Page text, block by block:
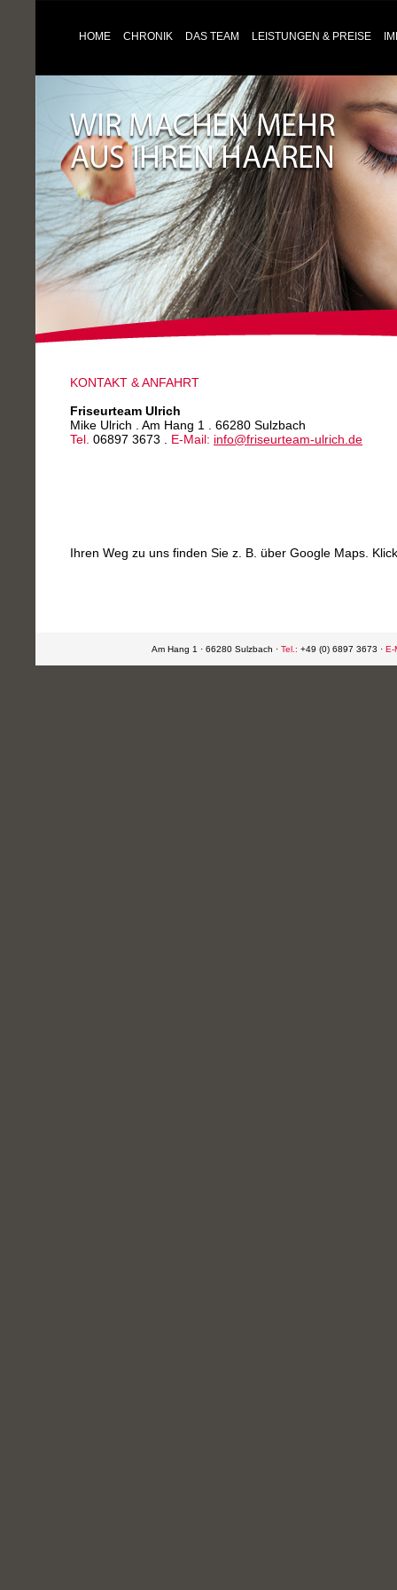
HOME CHRONIK DAS TEAM LEISTUNGEN & PREISE
KONTAKT & ANFAHRT
Friseurteam Ulrich
Mike Ulrich . Am Hang 1 . 66280 Sulzbach
Tel. 06897 3673 . E-Mail: info@friseurteam-ulrich.de
Ihren Weg zu uns finden Sie z. B. über Google Maps.
Am Hang 1 · 66280 Sulzbach · Tel.: +49 (0) 6897 3673 · E-